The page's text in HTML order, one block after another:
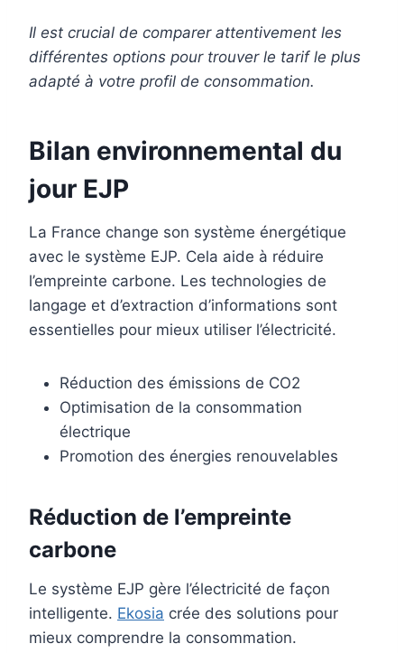
Il est crucial de comparer attentivement les
différentes options pour trouver le tarif le plus
adapté à votre profil de consommation.
Bilan environnemental du
jour EJP
La France change son système énergétique
avec le système EJP. Cela aide à réduire
l’empreinte carbone. Les technologies de
langage et d’extraction d’informations sont
essentielles pour mieux utiliser l’électricité.
Réduction des émissions de CO2
Optimisation de la consommation
électrique
Promotion des énergies renouvelables
Réduction de l’empreinte
carbone
Le système EJP gère l’électricité de façon
intelligente. Ekosia crée des solutions pour
mieux comprendre la consommation.